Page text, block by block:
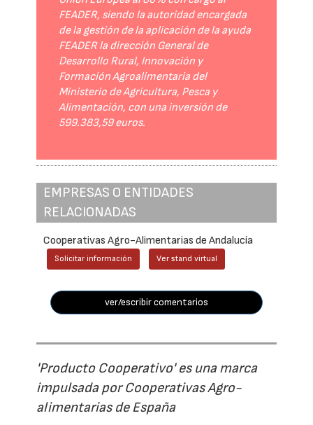
FEADER, siendo la autoridad encargada
de la gestión de la aplicación de la ayuda
FEADER la dirección General de
Desarrollo Rural, Innovación y
Formación Agroalimentaria del
Ministerio de Agricultura, Pesca y
Alimentación, con una inversión de
599.383,59 euros.
EMPRESAS O ENTIDADES
RELACIONADAS
Cooperativas Agro-Alimentarias de Andalucía
Solicitar información Ver stand virtual
ver/escribir comentarios
'Producto Cooperativo' es una marca
impulsada por Cooperativas Agro-
alimentarias de España